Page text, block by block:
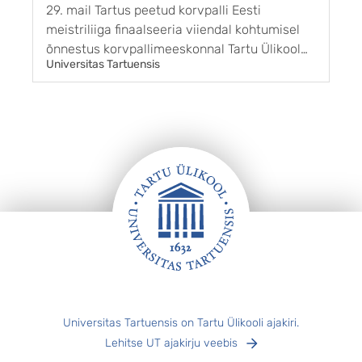
29. mail Tartus peetud korvpalli Eesti
meistriliiga finaalseeria viiendal kohtumisel
õnnestus korvpallimeeskonnal Tartu Ülikool
Maks & Moorits võita BC Kalev/Cramo
võistkonda tulemusega 85 : 65. Sellega sai
Universitas Tartuensis
Universitas Tartuensis on Tartu Ülikooli ajakiri.
Lehitse UT ajakirju veebis